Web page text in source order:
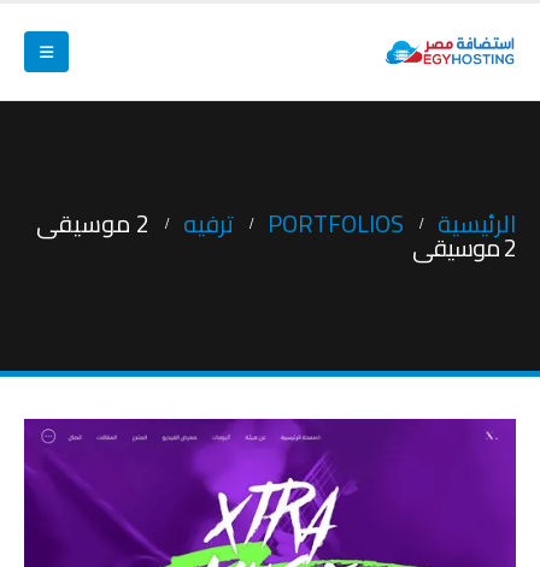
الرئيسية PORTFOLIOS ترفيه 2 موسيقى
2 موسيقى